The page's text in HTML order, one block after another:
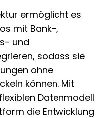
ermöglicht es
mit Bank-,
und
sodass sie
ohne
können. Mit
Datenmodell
die Entwicklung